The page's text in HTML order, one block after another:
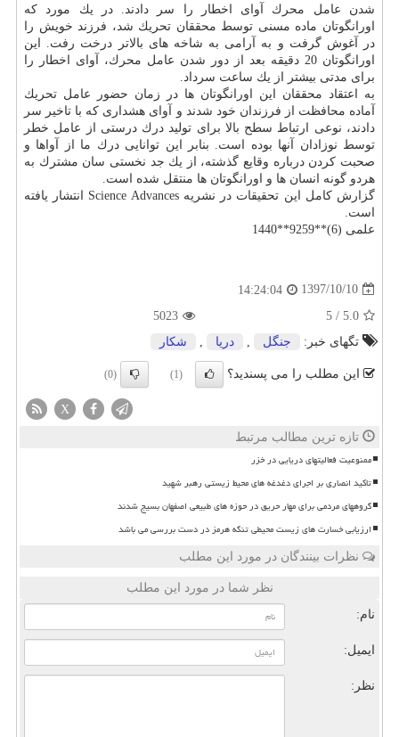
شدن عامل محرك آوای اخطار را سر دادند. در یك مورد كه
اورانگوتان ماده مسنی توسط محققان تحریك شد، فرزند خویش را
در آغوش گرفت و به آرامی به شاخه های بالاتر درخت رفت. این
اورانگوتان 20 دقیقه بعد از دور شدن عامل محرك، آوای اخطار را
برای مدتی بیشتر از یك ساعت سرداد.
به اعتقاد محققان این اورانگوتان ها در زمان حضور عامل تحریك
آماده محافظت از فرزندان خود شدند و آوای هشداری كه با تاخیر سر
دادند، نوعی ارتباط سطح بالا برای تولید درك درستی از عامل خطر
توسط نوزادان آنها بوده است. بنابر این توانایی درك ما از آواها و
صحبت كردن درباره وقایع گذشته، از یك جد نخستی سان مشترك به
هردو گونه انسان ها و اورانگوتان ها منتقل شده است.
گزارش كامل این تحقیقات در نشریه Science Advances انتشار یافته
است.
علمی (6)**9259**1440
1397/10/10
14:24:04
5.0
/
5
5023
تگهای خبر:
جنگل دریا شكار
این مطلب را می پسندید؟ (1)
(0)
X
تازه ترین مطالب مرتبط
ممنوعیت فعالیتهای دریایی در خزر
تاکید انصاری بر اجرای دغدغه های محیط زیستی رهبر شهید
گروههای مردمی برای مهار حریق در حوزه های طبیعی اصفهان بسیج شدند
ارزیابی خسارت های زیست محیطی تنگه هرمز در دست بررسی می باشد
نظرات بینندگان در مورد این مطلب
نظر شما در مورد این مطلب
نام:
ایمیل:
نظر: